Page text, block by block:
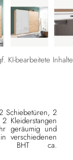
KI-bearbeitete Inhalte
Schiebetüren, 2
Kleiderstangen
geräumig und
verschiedenen
BHT ca.